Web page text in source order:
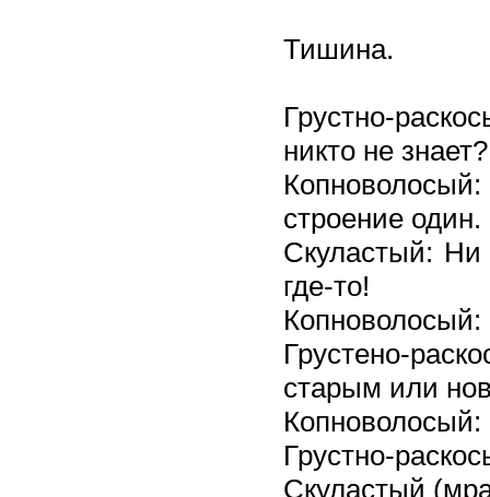
Тишина.
Грустно-
никто не знает?
строение один.
Скуластый: Ни
где-то!
Грустено-
старым или
Грустно-
Скуластый